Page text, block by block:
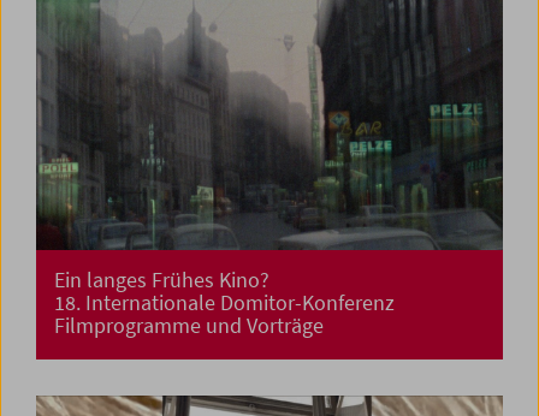
Ein langes Frühes Kino?
18. Internationale Domitor-Konferenz
Filmprogramme und Vorträge